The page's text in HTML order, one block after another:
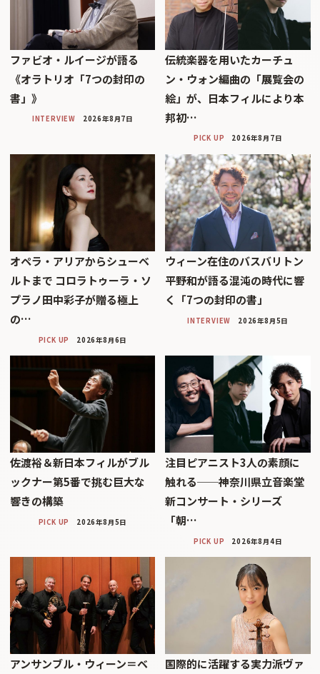
ファビオ・ルイージが語る
《オラトリオ「7つの封印の
書」》
INTERVIEW 2026年8月7日
伝統楽器を用いたカーチュ
ン・ウォン編曲の「展覧会の
絵」が、日本フィルにより本
邦初…
PICK UP 2026年8月7日
オペラ・アリアからシューベ
ルトまで コロラトゥーラ・ソ
プラノ田中彩子が贈る極上
の…
PICK UP 2026年8月6日
ウィーン在住のバスバリトン
平野和が語る混沌の時代に響
く「7つの封印の書」
INTERVIEW 2026年8月5日
佐渡裕＆新日本フィルがブル
ックナー第5番で挑む巨大な
響きの構築
PICK UP 2026年8月5日
注目ピアニスト3人の素顔に
触れる──神奈川県立音楽堂
新コンサート・シリーズ
「朝…
PICK UP 2026年8月4日
アンサンブル・ウィーン＝ベ
国際的に活躍する実力派ヴァ